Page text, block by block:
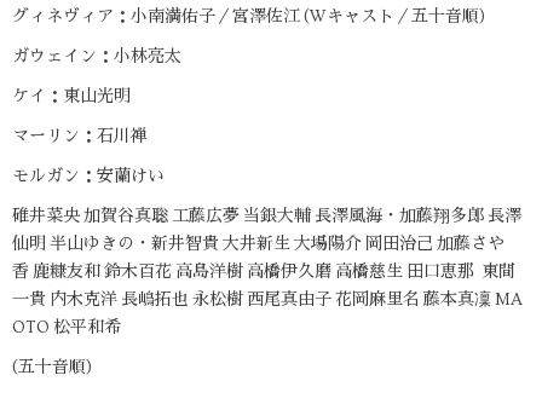
グィネヴィア：小南満佑子／宮澤佐江 (Wキャスト／五十音順)
ガウェイン：小林亮太
ケイ：東山光明
マーリン：石川禅
モルガン：安蘭けい
碓井菜央 加賀谷真聡 工藤広夢 当銀大輔 長澤風海・加藤翔多郎 長澤
仙明 半山ゆきの・新井智貴 大井新生 大場陽介 岡田治己 加藤さや
香 鹿糠友和 鈴木百花 高島洋樹 高橋伊久磨 高橋慈生 田口恵那 東間
一貴 内木克洋 長嶋拓也 永松樹 西尾真由子 花岡麻里名 藤本真凜 MA
OTO 松平和希
(五十音順)